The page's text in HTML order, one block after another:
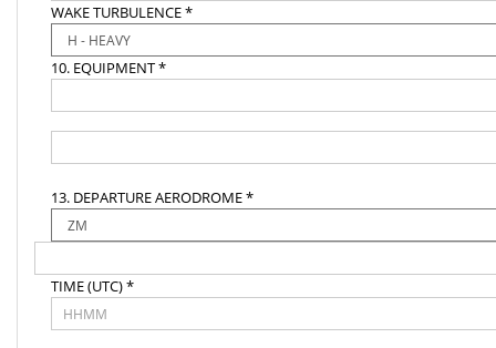
WAKE TURBULENCE *
10. EQUIPMENT *
13. DEPARTURE AERODROME *
TIME (UTC) *